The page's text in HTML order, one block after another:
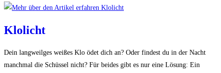
Pourri
Klolicht
Dein langweilges weißes Klo ödet dich an? Oder findest du in der Nacht
manchmal die Schüssel nicht? Für beides gibt es nur eine Lösung: Ein